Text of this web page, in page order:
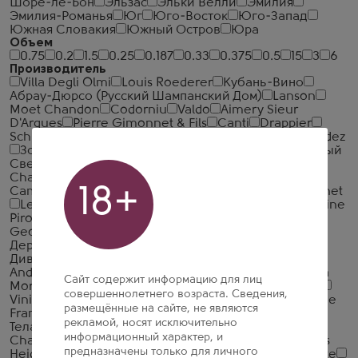
Шоре-ле-Бон Эльзас Эльки Велли
Эмилия
Эмилия-Романья
Юг Юго-Восток
Юго-Запад
Южная Словакия
Южный Остров
Юра
Объем
0.75
0.2 1.5 0.25 0.187 0.33 0.375 0.5 15 3
6
Производитель
Villa Degli Olmi
Louis Roederer
Кубань-Вино
Абрау-Дюрсо (Русский Шампанский Дом)
Lanson
Moet Chandon
Codorniu Valdo
Aimery Sieur
D'Arques
Pierre Gimonnet & Fils Canti
Drappier
Schlumberger
Eric Rodez
Золотая Балка
Новый
Свет
Ca'Del Bosco
Champagne Soutiran
Campari
Abbazia di San Gaudenzio
Freixenet
Les Grands Chais de France
Cantine
Pirovano
Cielo e Terra
Geoffroy
Bouvet Ladubay
Дербентская Винодельческая Компания
Дивноморское
Andre Beaufort
Cantine Riunite & Civ
Casa Vinicola
Morando
Caviro Gancia Garcia Carrion
Vinicola Decordi
Bellenda Brimoncourt
Compagnie
Francaise des Grands Vins
Felix Solis Avantis
Телавский винный погреб
Champagne Demiere
Champagne Palmer & Co
Chanoine Freres
Charles
Heidsieck
Gruppo Vinicolo Fantinel
Nicolas Feuillatte
18+
Сайт содержит информацию для лиц
совершеннолетнего возраста. Сведения,
размещённые на сайте, не являются
рекламой, носят исключительно
информационный характер, и
предназначены только для личного